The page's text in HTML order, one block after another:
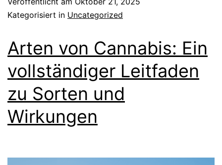
Kategorisiert in Uncategorized
Arten von Cannabis: Ein
vollständiger Leitfaden
zu Sorten und
Wirkungen